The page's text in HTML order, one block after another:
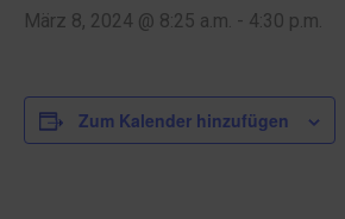
März 8, 2024 @ 8:25 a.m. - 4:30 p.m.
Zum Kalender hinzufügen